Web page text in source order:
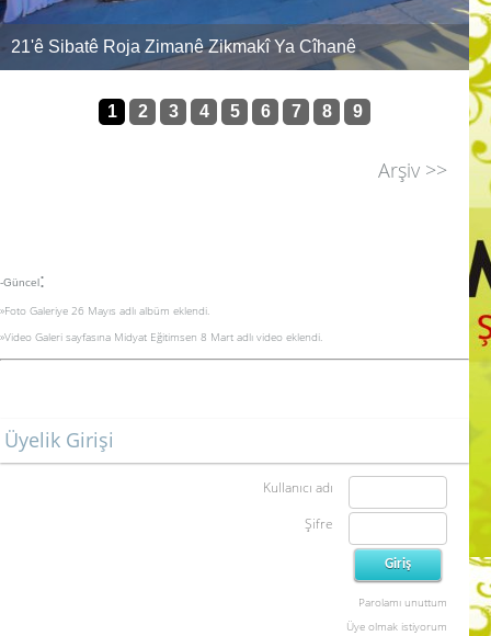
Ya Cîhanê ASRIN FELAKETİ DEĞİL
1 2 3 4 5 6 7 8 9
Arşiv >>
-Güncel:
»Foto Galeriye 26 Mayıs adlı albüm eklendi.
»Video Galeri sayfasına Midyat Eğitimsen 8 Mart adlı video eklendi.
Üyelik Girişi
Kullanıcı adı
Şifre
Parolamı unuttum
Üye olmak istiyorum